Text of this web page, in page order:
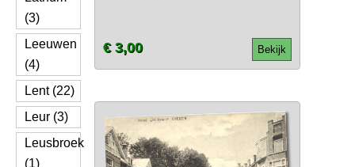
(3)
Leeuwen
(4)
Lent (22)
Leur (3)
Leusbroek
(1)
Bekijk
€ 3,00